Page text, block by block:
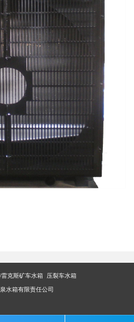
克斯矿车水箱 压裂车水箱
水箱有限责任公司